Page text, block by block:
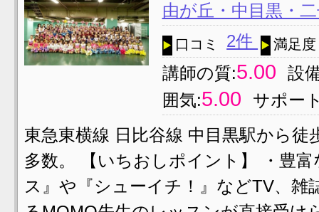
由が丘・中目黒・
口コミ 2件 満足度
講師の質:5.00
設
囲気:5.00
サポー
東急東横線 日比谷線 中目黒駅から
多数。 【いちおしポイント】 ・豊
ス』や『シューイチ！』などTV、